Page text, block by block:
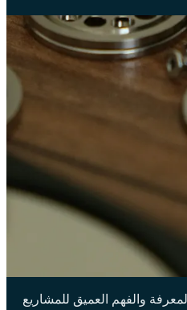
والفهم العميق للمشاريع